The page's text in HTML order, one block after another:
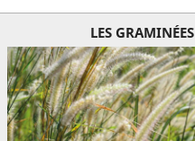
LES GRAMINÉES